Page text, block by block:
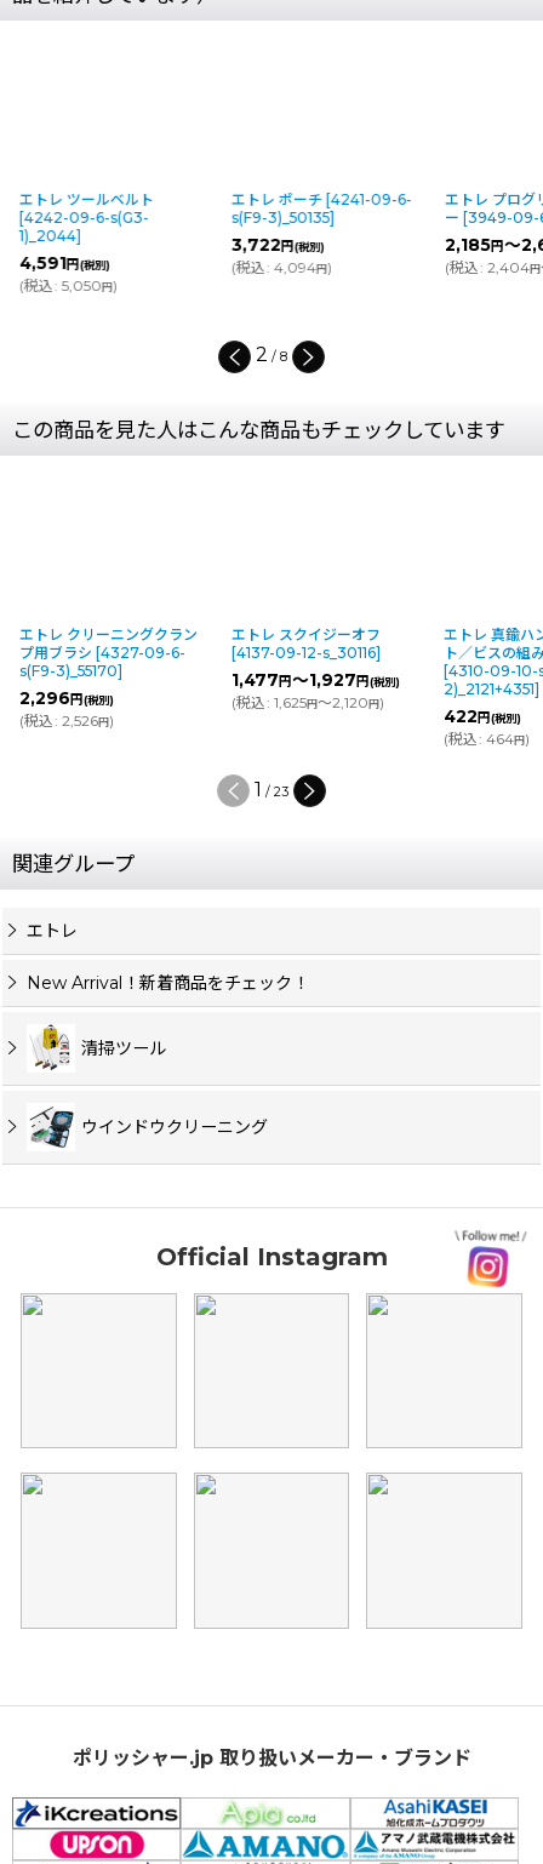
エトレ ツールベルト
[4242-09-6-s(G3-
1)_2044]
4,591円(税別)
(税込: 5,050円)
エトレ ポーチ [4241-09-6-
s(F9-3)_50135]
3,722円(税別)
(税込: 4,094円)
エトレ プログ
ー [3949-09-
2,185円～
(税込: 2,404円
2 / 8
この商品を見た人はこんな商品もチェックしています
エトレ クリーニングクラン
プ用ブラシ [4327-09-6-
s(F9-3)_55170]
2,296 円(税別)
(税込: 2,526円)
エトレ スクイジーオフ
[4137-09-12-s_30116]
1,477円～1,927円(税別)
(税込: 1,625円～2,120円)
エトレ 真鍮ハ
ト／ビスの組
[4310-09-10-
2)_2121+4351]
422円(税別)
(税込: 464円)
1 / 23
関連グループ
エトレ
New Arrival！新着商品をチェック！
清掃ツール
ウインドウクリーニング
Official Instagram
ポリッシャー.jp 取り扱いメーカー・ブランド